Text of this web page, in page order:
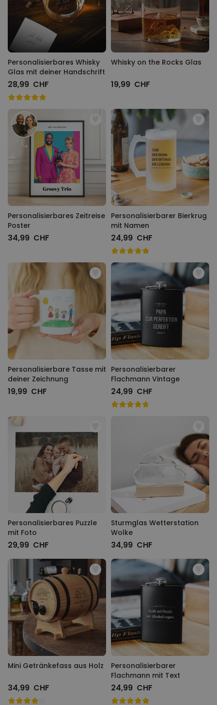
Personalisierbares Whisky
Glas mit deiner Handschrift
28,99 CHF
Whisky on the Rocks Glas
19,99 CHF
Personalisierbares Zeitreise
Poster
34,99 CHF
Personalisierbarer Bierkrug
mit Namen
24,99 CHF
Personalisierbare Tasse mit
deiner Zeichnung
19,99 CHF
Personalisierbarer
Flachmann Vintage
24,99 CHF
Personalisierbares Puzzle
mit Foto
29,99 CHF
Sturmglas Wetterstation
Wolke
34,99 CHF
Mini Getränkefass aus Holz
34,99 CHF
Personalisierbarer
Flachmann mit Text
24,99 CHF